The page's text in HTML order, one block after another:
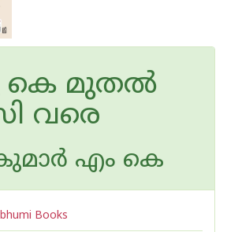
മുതല്‍
വരെ
എം കെ
Books